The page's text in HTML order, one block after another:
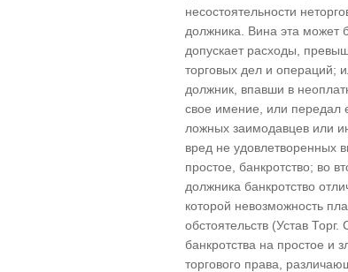
несостоятельности
должника. Вина эта может
допускает расходы,
торговых дел и операций;
должник, впавши в
свое имение, или передал
ложных заимодавцев или
вред не удовлетворенных
простое, банкротство; во
должника банкротство
которой невозможность
обстоятельств (Устав
банкротства на простое и
торгового права,